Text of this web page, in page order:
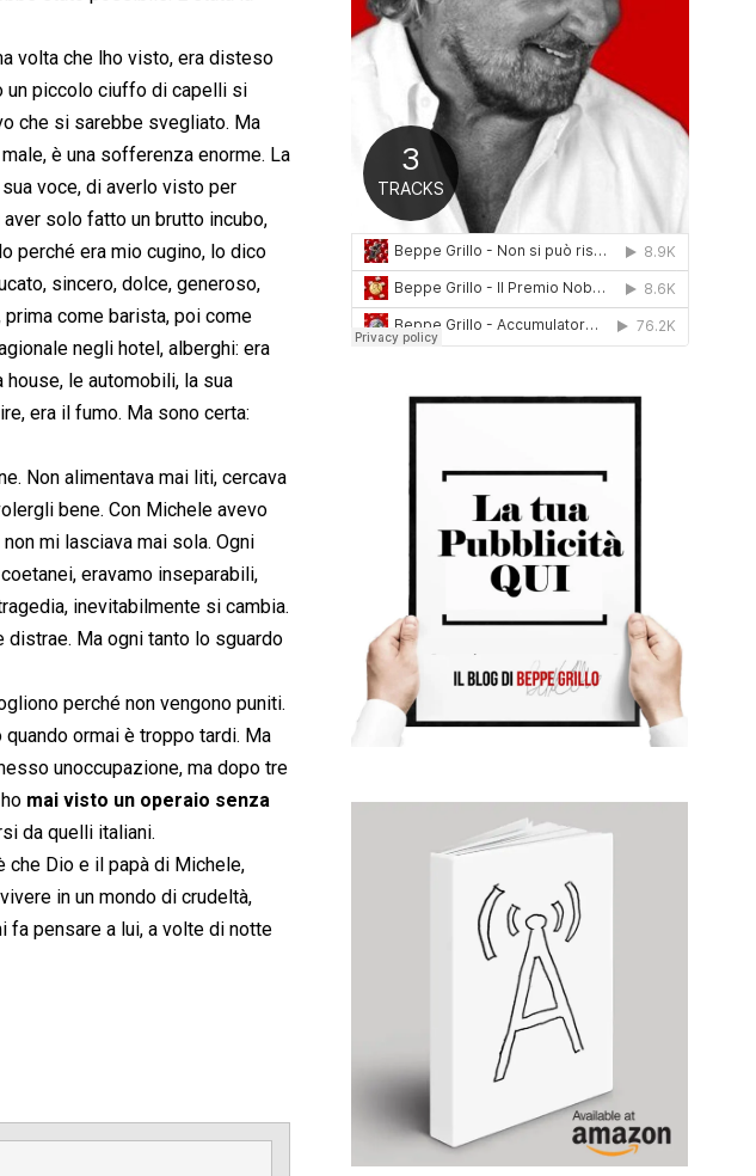
5
0
1
volta che lho visto, era disteso
un piccolo ciuffo di capelli si
che si sarebbe svegliato. Ma
è una sofferenza enorme. La
voce, di averlo visto per
solo fatto un brutto incubo,
perché era mio cugino, lo dico
sincero, dolce, generoso,
come barista, poi come
negli hotel, alberghi: era
le automobili, la sua
era il fumo. Ma sono certa:
Non alimentava mai liti, cercava
bene. Con Michele avevo
mi lasciava mai sola. Ogni
eravamo inseparabili,
inevitabilmente si cambia.
distrae. Ma ogni tanto lo sguardo
perché non vengono puniti.
ormai è troppo tardi. Ma
unoccupazione, ma dopo tre
mai visto un operaio senza
da quelli italiani.
che Dio e il papà di Michele,
in un mondo di crudeltà,
fa pensare a lui, a volte di notte